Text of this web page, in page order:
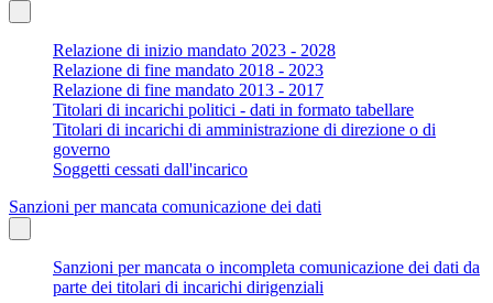
Relazione di inizio mandato 2023 - 2028
Relazione di fine mandato 2018 - 2023
Relazione di fine mandato 2013 - 2017
Titolari di incarichi politici - dati in formato tabellare
Titolari di incarichi di amministrazione di direzione o di
governo
Soggetti cessati dall'incarico
Sanzioni per mancata comunicazione dei dati
Sanzioni per mancata o incompleta comunicazione dei dati da
parte dei titolari di incarichi dirigenziali